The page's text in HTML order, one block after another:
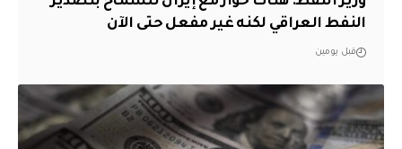
النفط العراقي لكنه غير مفعل حتى الآن
قبل يومين